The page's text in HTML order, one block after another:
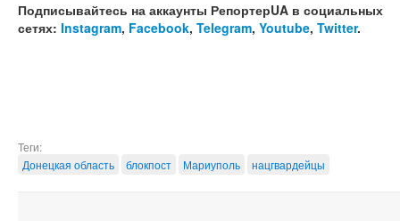
Подписывайтесь на аккаунты РепортерUA в социальных
сетях: Instagram, Facebook, Telegram, Youtube, Twitter.
Теги:
Донецкая область
блокпост Мариуполь нацгвардейцы